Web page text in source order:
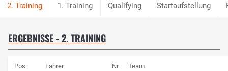
1. Training Qualifying Startaufstellung
ERGEBNISSE - 2. TRAINING
Pos Fahrer Nr Team